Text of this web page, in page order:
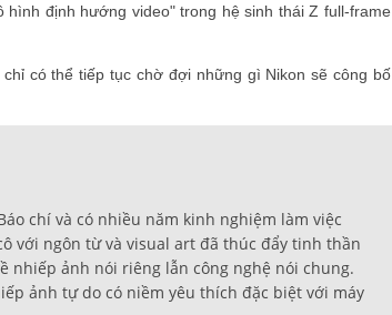
định hướng video" trong hệ sinh thái Z full-frame
có thể tiếp tục chờ đợi những gì Nikon sẽ công bố
chí và có nhiều năm kinh nghiệm làm việc
với ngôn từ và visual art đã thúc đẩy tinh thần
nhiếp ảnh nói riêng lẫn công nghệ nói chung.
ảnh tự do có niềm yêu thích đặc biệt với máy